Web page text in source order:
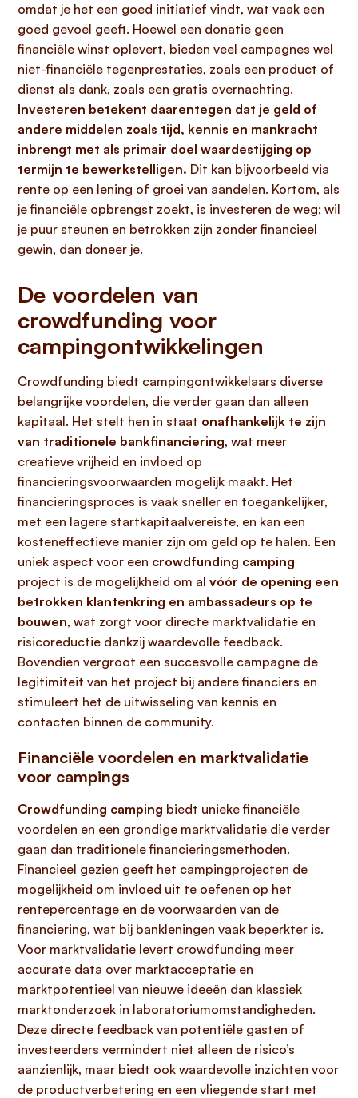
omdat je het een goed initiatief vindt, wat vaak een
goed gevoel geeft. Hoewel een donatie geen
financiële winst oplevert, bieden veel campagnes wel
niet-financiële tegenprestaties, zoals een product of
dienst als dank, zoals een gratis overnachting.
Investeren betekent daarentegen dat je geld of
andere middelen zoals tijd, kennis en mankracht
inbrengt met als primair doel waardestijging op
termijn te bewerkstelligen. Dit kan bijvoorbeeld via
rente op een lening of groei van aandelen. Kortom, als
je financiële opbrengst zoekt, is investeren de weg; wil
je puur steunen en betrokken zijn zonder financieel
gewin, dan doneer je.
De voordelen van
crowdfunding voor
campingontwikkelingen
Crowdfunding biedt campingontwikkelaars diverse
belangrijke voordelen, die verder gaan dan alleen
kapitaal. Het stelt hen in staat onafhankelijk te zijn
van traditionele bankfinanciering, wat meer
creatieve vrijheid en invloed op
financieringsvoorwaarden mogelijk maakt. Het
financieringsproces is vaak sneller en toegankelijker,
met een lagere startkapitaalvereiste, en kan een
kosteneffectieve manier zijn om geld op te halen. Een
uniek aspect voor een crowdfunding camping
project is de mogelijkheid om al vóór de opening een
betrokken klantenkring en ambassadeurs op te
bouwen, wat zorgt voor directe marktvalidatie en
risicoreductie dankzij waardevolle feedback.
Bovendien vergroot een succesvolle campagne de
legitimiteit van het project bij andere financiers en
stimuleert het de uitwisseling van kennis en
contacten binnen de community.
Financiële voordelen en marktvalidatie
voor campings
Crowdfunding camping biedt unieke financiële
voordelen en een grondige marktvalidatie die verder
gaan dan traditionele financieringsmethoden.
Financieel gezien geeft het campingprojecten de
mogelijkheid om invloed uit te oefenen op het
rentepercentage en de voorwaarden van de
financiering, wat bij bankleningen vaak beperkter is.
Voor marktvalidatie levert crowdfunding meer
accurate data over marktacceptatie en
marktpotentieel van nieuwe ideeën dan klassiek
marktonderzoek in laboratoriumomstandigheden.
Deze directe feedback van potentiële gasten of
investeerders vermindert niet alleen de risico’s
aanzienlijk, maar biedt ook waardevolle inzichten voor
de productverbetering en een vliegende start met